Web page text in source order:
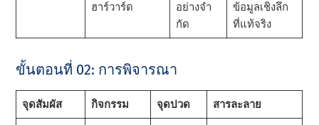
ฮาร์วาร์ด
อย่างจํา
กัด
ข้อมูลเชิงลึก
ที่แท้จริง
ขั้นตอนที่ 02: การพิจารณา
จุดสัมผัส กิจกรรม จุดปวด สารละลาย